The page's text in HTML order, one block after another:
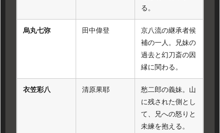
る。
烏丸七弥 田中偉登
京八流の継承者候
補の一人。兄妹の
過去と幻刀斎の因
縁に関わる。
衣笠彩八 清原果耶
愁二郎の義妹。山
に残された側とし
て、兄への怒りと
未練を抱える。